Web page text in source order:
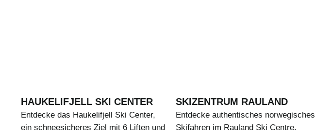
HAUKELIFJELL SKI CENTER
Entdecke das Haukelifjell Ski Center,
ein schneesicheres Ziel mit 6 Liften und
SKIZENTRUM RAULAND
Entdecke authentisches norwegisches
Skifahren im Rauland Ski Centre.